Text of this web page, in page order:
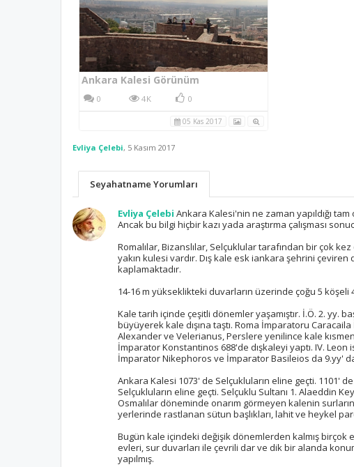
Ankara Kalesi Görünüm
0 4K 0
05 Kas 2017
Evliya Çelebi, 5 Kasım 2017
Seyahatname Yorumları
Evliya Çelebi Ankara Kalesi'nin ne zaman yapıldığı
Ancak bu bilgi hiçbir kazı yada araştırma çalışması
Romalılar, Bizanslılar, Selçuklular tarafından bir çok
yakın kulesi vardır. Dış kale esk iankara şehrini
kaplamaktadır.
14-16 m yükseklikteki duvarların üzerinde çoğu 5 köşeli
Kale tarih içinde çeşitli dönemler yaşamıştır. İ.Ö. 2. yy.
büyüyerek kale dışına taştı. Roma İmparatoru
Alexander ve Velerianus, Perslere yenilince kale
İmparator Konstantinos 688'de dışkaleyi yaptı. IV. Leon
İmparator Nikephoros ve İmparator Basileios da 9.yy'
Ankara Kalesi 1073' de Selçukluların eline geçti. 1101'
Selçukluların eline geçti. Selçuklu Sultanı 1. Alaeddin
Osmalılar döneminde onarım görmeyen kalenin
yerlerinde rastlanan sütun başlıkları, lahit ve heykel
Bugün kale içindeki değişik dönemlerden kalmış
evleri, sur duvarları ile çevrili dar ve dik bir alanda
yapılmış.